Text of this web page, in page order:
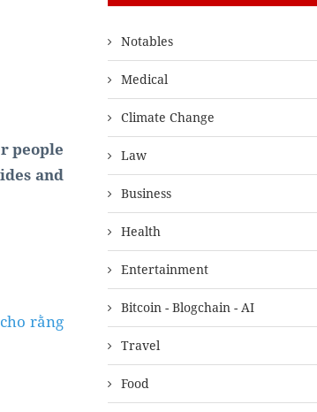
people
and
rằng
Notables
Medical
Climate Change
Law
Business
Health
Entertainment
Bitcoin - Blogchain - AI
Travel
Food